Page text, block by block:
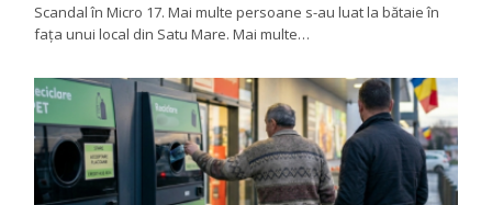
Scandal în Micro 17. Mai multe persoane s-au luat la bătaie în
fața unui local din Satu Mare. Mai multe…